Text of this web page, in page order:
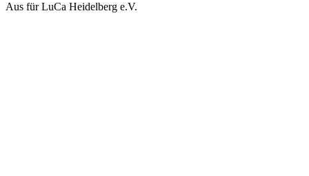
Aus für LuCa Heidelberg e.V.